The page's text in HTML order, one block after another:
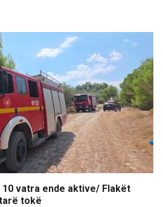
vatra ende aktive/ Flakët
tokë